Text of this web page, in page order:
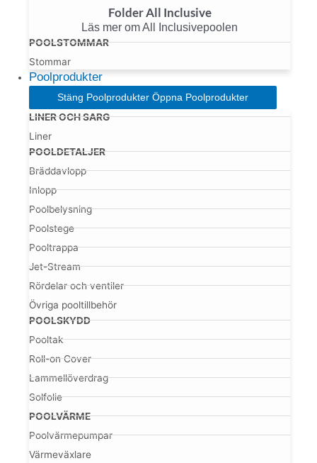
Folder All Inclusive
Läs mer om All Inclusivepoolen
POOLSTOMMAR
Stommar
Poolprodukter
Stäng Poolprodukter Öppna Poolprodukter
LINER OCH SARG
Liner
POOLDETALJER
Bräddavlopp
Inlopp
Poolbelysning
Poolstege
Pooltrappa
Jet-Stream
Rördelar och ventiler
Övriga pooltillbehör
POOLSKYDD
Pooltak
Roll-on Cover
Lammellöverdrag
Solfolie
POOLVÄRME
Poolvärmepumpar
Värmeväxlare